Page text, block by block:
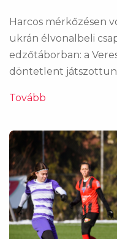
Harcos mérkőzésen
ukrán élvonalbeli
edzőtáborban: a
döntetlent
Tovább